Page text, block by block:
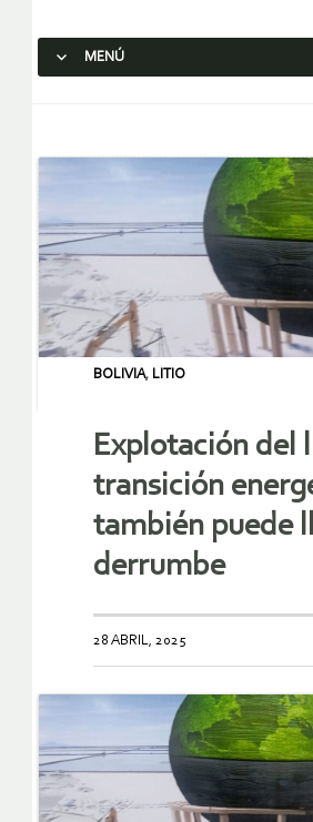
MENÚ
BOLIVIA, LITIO
Explotación del
transición
también puede
derrumbe
28 ABRIL, 2025